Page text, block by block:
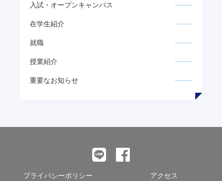
入試・オープンキャンパス
在学生紹介
就職
授業紹介
重要なお知らせ
プライバシーポリシー アクセス